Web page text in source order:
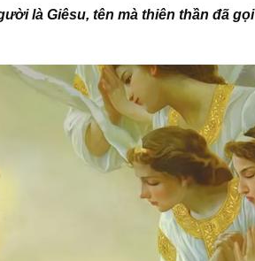
là Giêsu, tên mà thiên thần đã gọi